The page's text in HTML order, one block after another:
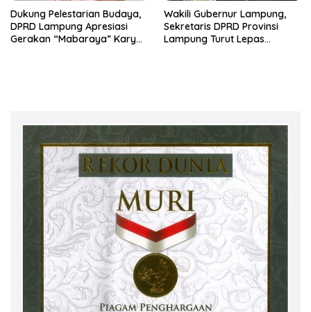
Dukung Pelestarian Budaya,
DPRD Lampung Apresiasi
Gerakan “Mabaraya” Karya
Wakili Gubernur Lampung,
Sekretaris DPRD Provinsi
Lampung Turut Lepas